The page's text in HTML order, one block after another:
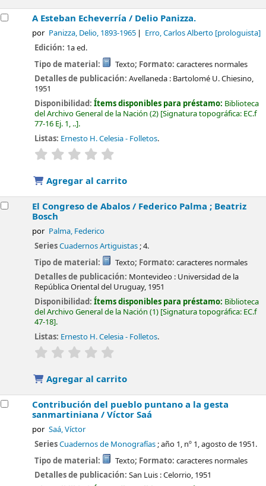
A Esteban Echeverría / Delio Panizza.
por Panizza, Delio, 1893-1965 Erro, Carlos Alberto[prologuista]
Edición: 1a ed.
Tipo de material:
Texto; Formato: caracteres normales
Detalles de publicación:Avellaneda : Bartolomé U. Chiesino,
1951
Disponibilidad:Ítems disponibles para préstamo: Biblioteca
del Archivo General de la Nación (2) Signatura topográfica: EC.f
77-16 Ej. 1, .. .
Listas: Ernesto H. Celesia - Folletos.
valoración
Agregar al carrito
El Congreso de Abalos / Federico Palma ; Beatriz
Bosch
por Palma, Federico
SeriesCuadernos Artiguistas; 4.
Tipo de material:
Texto; Formato: caracteres normales
Detalles de publicación: Montevideo : Universidad de la
República Oriental del Uruguay, 1951
Disponibilidad:Ítems disponibles para préstamo: Biblioteca
del Archivo General de la Nación (1) Signatura topográfica: EC.f
47-18 .
Listas: Ernesto H. Celesia - Folletos.
valoración
Agregar al carrito
Contribución del pueblo puntano a la gesta
sanmartiniana /Víctor Saá
por Saá, Víctor
SeriesCuadernos de Monografías; año 1, nº 1, agosto de 1951.
Tipo de material:
Texto; Formato: caracteres normales
Detalles de publicación:San Luis :Celorrio, 1951